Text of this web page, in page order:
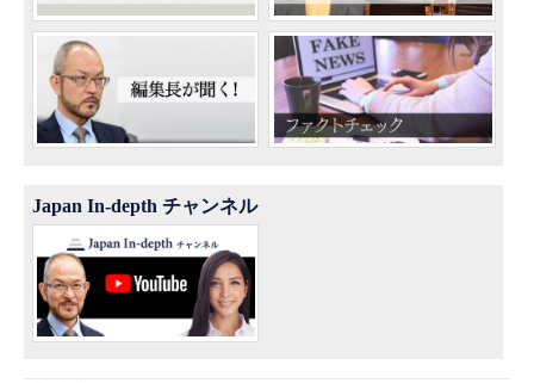
Japan In-depth チャンネル